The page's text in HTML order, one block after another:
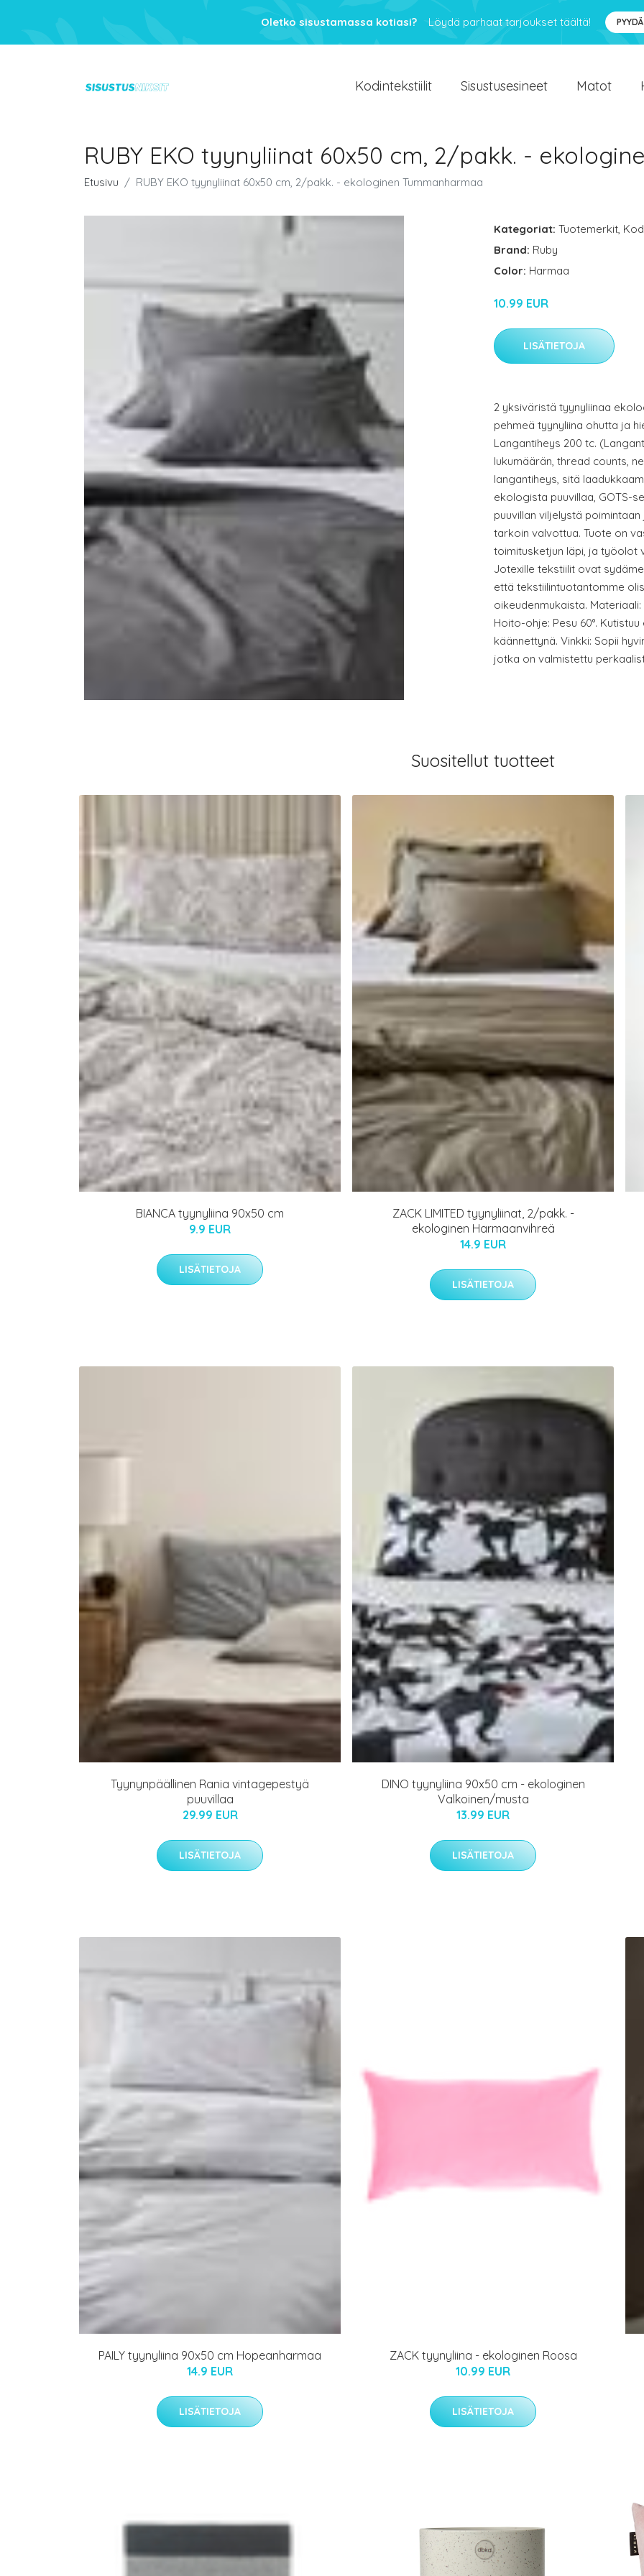
Oletko sisustamassa kotiasi? Löydä parhaat tarjoukset täältä!
Kodintekstiilit Sisustusesineet Matot
RUBY EKO tyynyliinat 60x50 cm, 2/pakk. -
Etusivu RUBY EKO tyynyliinat 60x50 cm, 2/pakk. - ekologinen Tummanharmaa
Kategoriat: Tuotemerkit,
Brand: Ruby
Color: Harmaa
10.99 EUR
LISÄTIETOJA
2 yksiväristä tyynyliinaa
pehmeä tyynyliina ohutta ja
Langantiheys 200 tc.
lukumäärän, thread counts,
langantiheys, sitä
ekologista puuvillaa, GOTS-
puuvillan viljelystä
tarkoin valvottua. Tuote on
toimitusketjun läpi, ja työolot
Jotexille tekstiilit ovat
että tekstiilintuotantomme
oikeudenmukaista.
Hoito-ohje: Pesu 60°.
käännettynä. Vinkki: Sopii
jotka on valmistettu
Suositellut tuotteet
BIANCA tyynyliina 90x50 cm
9.9 EUR
LISÄTIETOJA
ZACK LIMITED tyynyliinat, 2/pakk. -
ekologinen Harmaanvihreä
14.9 EUR
LISÄTIETOJA
Tyynynpäällinen Rania vintagepestyä
puuvillaa
29.99 EUR
LISÄTIETOJA
DINO tyynyliina 90x50 cm - ekologinen
Valkoinen/musta
13.99 EUR
LISÄTIETOJA
PAILY tyynyliina 90x50 cm Hopeanharmaa
14.9 EUR
LISÄTIETOJA
ZACK tyynyliina - ekologinen Roosa
10.99 EUR
LISÄTIETOJA